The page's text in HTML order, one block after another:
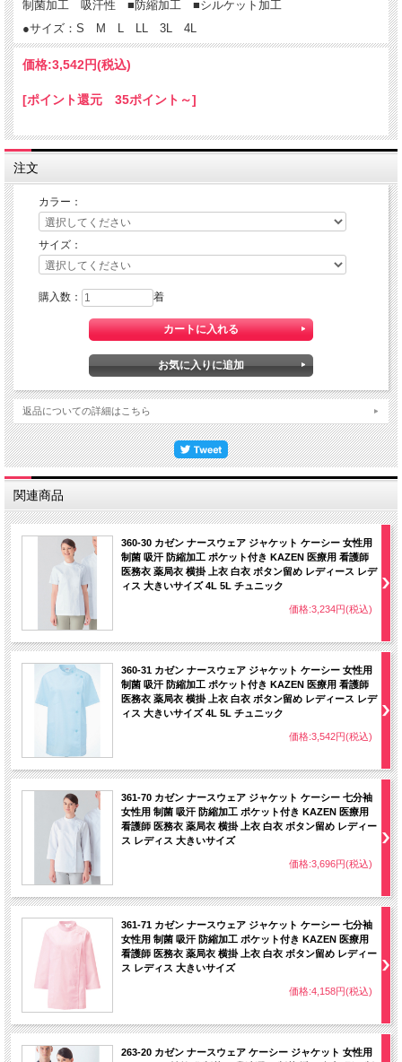
制菌加工 吸汗性 ■防縮加工 ■シルケット加工
●サイズ：S M L LL 3L 4L
価格:3,542円(税込)
[ポイント還元 35ポイント～]
注文
カラー：
サイズ：
購入数： 着
返品についての詳細はこちら
関連商品
360-30 カゼン ナースウェア ジャケット ケーシー 女性用
制菌 吸汗 防縮加工 ポケット付き KAZEN 医療用 看護師
医務衣 薬局衣 横掛 上衣 白衣 ボタン留め レディース レデ
ィス 大きいサイズ 4L 5L チュニック
価格:3,234円(税込)
360-31 カゼン ナースウェア ジャケット ケーシー 女性用
制菌 吸汗 防縮加工 ポケット付き KAZEN 医療用 看護師
医務衣 薬局衣 横掛 上衣 白衣 ボタン留め レディース レデ
ィス 大きいサイズ 4L 5L チュニック
価格:3,542円(税込)
361-70 カゼン ナースウェア ジャケット ケーシー 七分袖
女性用 制菌 吸汗 防縮加工 ポケット付き KAZEN 医療用
看護師 医務衣 薬局衣 横掛 上衣 白衣 ボタン留め レディー
ス レディス 大きいサイズ
価格:3,696円(税込)
361-71 カゼン ナースウェア ジャケット ケーシー 七分袖
女性用 制菌 吸汗 防縮加工 ポケット付き KAZEN 医療用
看護師 医務衣 薬局衣 横掛 上衣 白衣 ボタン留め レディー
ス レディス 大きいサイズ
価格:4,158円(税込)
263-20 カゼン ナースウェア ケーシー ジャケット 女性用